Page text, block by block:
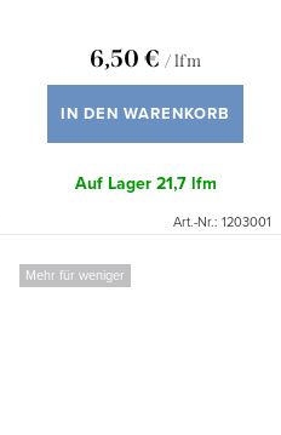
6,50 € / lfm
IN DEN WARENKORB
Auf Lager21,7 lfm
Art.-Nr.: 1203001
Mehr für weniger